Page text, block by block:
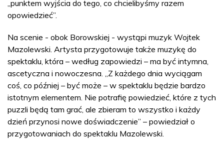
„punktem wyjścia do tego, co chcielibyśmy razem
opowiedzieć”.
Na scenie - obok Borowskiej - wystąpi muzyk Wojtek
Mazolewski. Artysta przygotowuje także muzykę do
spektaklu, która – według zapowiedzi – ma być intymna,
ascetyczna i nowoczesna. „Z każdego dnia wyciągam
coś, co później – być może – w spektaklu będzie bardzo
istotnym elementem. Nie potrafię powiedzieć, które z tych
puzzli będą tam grać, ale zbieram to wszystko i każdy
dzień przynosi nowe doświadczenie” – powiedział o
przygotowaniach do spektaklu Mazolewski.